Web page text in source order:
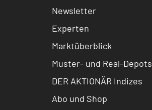
Newsletter
Experten
Marktüberblick
Muster- und Real-Depots
DER AKTIONÄR Indizes
Abo und Shop